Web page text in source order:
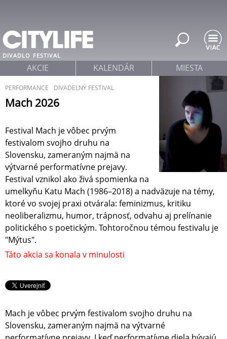
DIVADLO FESTIVAL
PERFORMANCE DIVADELNÝ FESTIVAL
Mach 2026
Festival Mach je vôbec prvým
festivalom svojho druhu na
Slovensku, zameraným najmä na
výtvarné performatívne prejavy.
Festival vznikol ako živá spomienka na
umelkyňu Katu Mach (1986–2018) a nadväzuje na témy,
ktoré vo svojej praxi otvárala: feminizmus, kritiku
neoliberalizmu, humor, trápnosť, odvahu aj prelínanie
politického s poetickým. Tohtoročnou témou festivalu je
"Mýtus".
Táto akcia sa konala v minulosti
Mach je vôbec prvým festivalom svojho druhu na
Slovensku, zameraným najmä na výtvarné
AKCIE KALENDÁR MIESTA